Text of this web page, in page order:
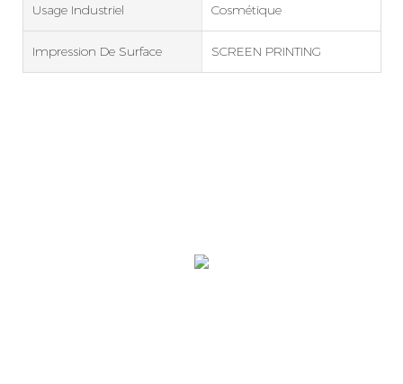
Usage Industriel Cosmétique
Impression De Surface SCREEN PRINTING